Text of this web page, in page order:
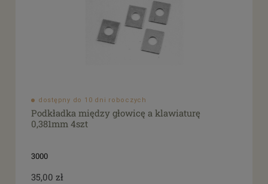
dostępny do 10 dni roboczych
Podkładka między głowicę a klawiaturę
0,381mm 4szt
3000
35,00 zł